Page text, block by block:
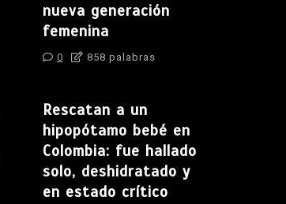
nueva generación
femenina
0 858 palabras
Rescatan a un
hipopótamo bebé en
Colombia: fue hallado
solo, deshidratado y
en estado crítico